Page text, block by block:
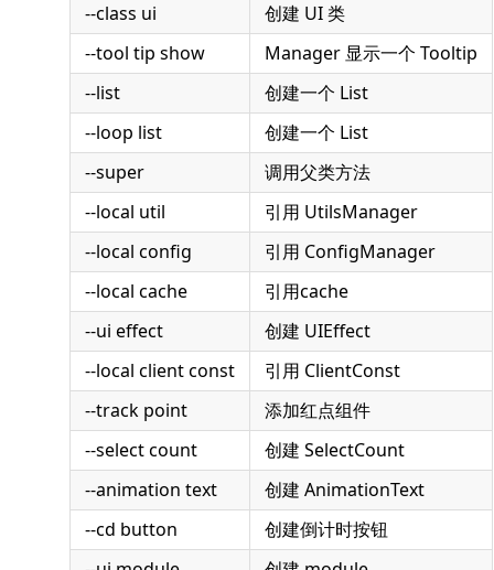
--class ui
创建 UI 类
--tool tip show
Manager 显示一个 Tooltip
--list
创建一个 List
--loop list
创建一个 List
--super
调用父类方法
--local util
引用 UtilsManager
--local config
引用 ConfigManager
--local cache
引用cache
--ui effect
创建 UIEffect
--local client const
引用 ClientConst
--track point
添加红点组件
--select count
创建 SelectCount
--animation text
创建 AnimationText
--cd button
创建倒计时按钮